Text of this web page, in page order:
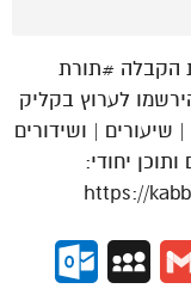
הקבלה #תורת
לערוץ בקליק
שיעורים | ושידורים
יחודי:
Gmail
MySpace